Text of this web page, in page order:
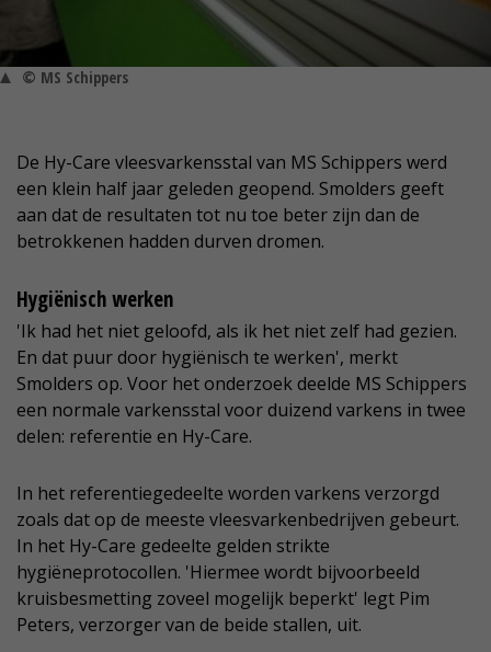
© MS Schippers
De Hy-Care vleesvarkensstal van MS Schippers werd
een klein half jaar geleden geopend. Smolders geeft
aan dat de resultaten tot nu toe beter zijn dan de
betrokkenen hadden durven dromen.
Hygiënisch werken
'Ik had het niet geloofd, als ik het niet zelf had gezien.
En dat puur door hygiënisch te werken', merkt
Smolders op. Voor het onderzoek deelde MS Schippers
een normale varkensstal voor duizend varkens in twee
delen: referentie en Hy-Care.
In het referentiegedeelte worden varkens verzorgd
zoals dat op de meeste vleesvarkenbedrijven gebeurt.
In het Hy-Care gedeelte gelden strikte
hygiëneprotocollen. 'Hiermee wordt bijvoorbeeld
kruisbesmetting zoveel mogelijk beperkt' legt Pim
Peters, verzorger van de beide stallen, uit.